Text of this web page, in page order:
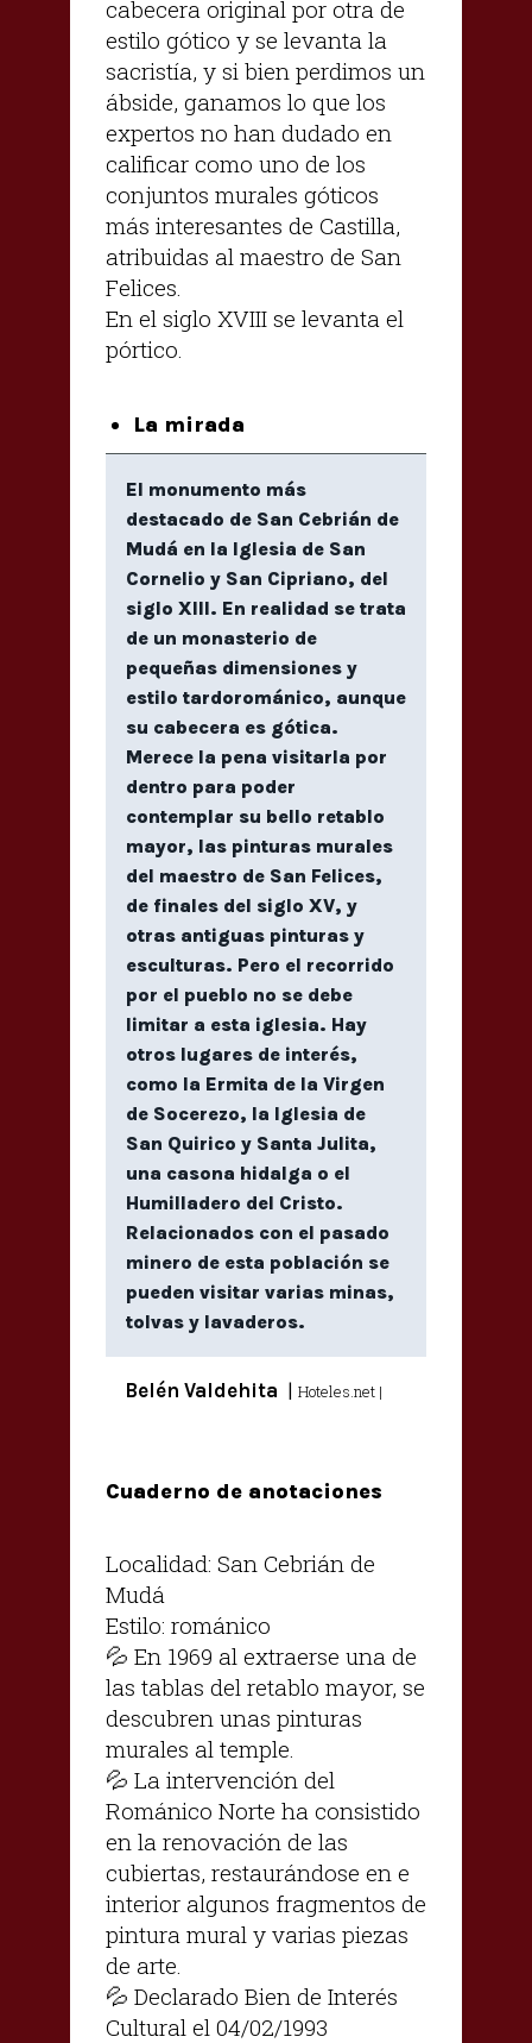
cabecera original por otra de
estilo gótico y se levanta la
sacristía, y si bien perdimos un
ábside, ganamos lo que los
expertos no han dudado en
calificar como uno de los
conjuntos murales góticos
más interesantes de Castilla,
atribuidas al maestro de San
Felices.
En el siglo XVIII se levanta el
pórtico.
La mirada
El monumento más
destacado de San Cebrián de
Mudá en la Iglesia de San
Cornelio y San Cipriano, del
siglo XIII. En realidad se trata
de un monasterio de
pequeñas dimensiones y
estilo tardorománico, aunque
su cabecera es gótica.
Merece la pena visitarla por
dentro para poder
contemplar su bello retablo
mayor, las pinturas murales
del maestro de San Felices,
de finales del siglo XV, y
otras antiguas pinturas y
esculturas. Pero el recorrido
por el pueblo no se debe
limitar a esta iglesia. Hay
otros lugares de interés,
como la Ermita de la Virgen
de Socerezo, la Iglesia de
San Quirico y Santa Julita,
una casona hidalga o el
Humilladero del Cristo.
Relacionados con el pasado
minero de esta población se
pueden visitar varias minas,
tolvas y lavaderos.
Belén Valdehita | Hoteles.net |
Cuaderno de anotaciones
Localidad: San Cebrián de
Mudá
Estilo: románico
💦 En 1969 al extraerse una de
las tablas del retablo mayor, se
descubren unas pinturas
murales al temple.
💦 La intervención del
Románico Norte ha consistido
en la renovación de las
cubiertas, restaurándose en e
interior algunos fragmentos de
pintura mural y varias piezas
de arte.
💦 Declarado Bien de Interés
Cultural el 04/02/1993